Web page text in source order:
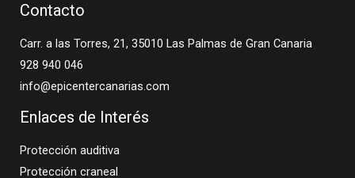
Contacto
Carr. a las Torres, 21, 35010 Las Palmas de Gran Canaria
928 940 046
info@epicentercanarias.com
Enlaces de Interés
Protección auditiva
Protección craneal